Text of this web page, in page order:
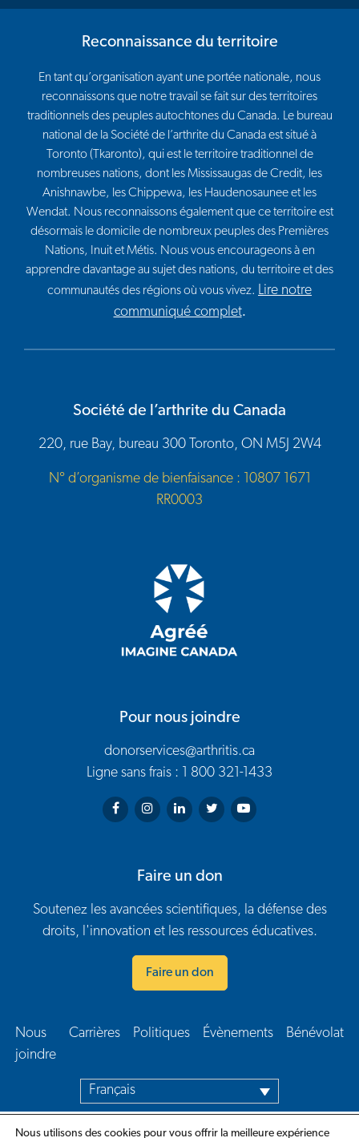
Reconnaissance du territoire
En tant qu’organisation ayant une portée nationale, nous
reconnaissons que notre travail se fait sur des territoires
traditionnels des peuples autochtones du Canada. Le bureau
national de la Société de l’arthrite du Canada est situé à
Toronto (Tkaronto), qui est le territoire traditionnel de
nombreuses nations, dont les Mississaugas de Credit, les
Anishnawbe, les Chippewa, les Haudenosaunee et les
Wendat. Nous reconnaissons également que ce territoire est
désormais le domicile de nombreux peuples des Premières
Nations, Inuit et Métis. Nous vous encourageons à en
apprendre davantage au sujet des nations, du territoire et des
communautés des régions où vous vivez. Lire notre
communiqué complet.
Société de l’arthrite du Canada
220, rue Bay, bureau 300 Toronto, ON M5J 2W4
N° d’organisme de bienfaisance : 10807 1671
RR0003
Pour nous joindre
donorservices@arthritis.ca
Ligne sans frais : 1 800 321-1433
Arthritis Society on Facebook
Arthritis Society on Instagram
Arthritis Society on LinkedIn
Arthritis Society on Twitter
Arthritis Society on
Faire un don
Soutenez les avancées scientifiques, la défense des
droits, l'innovation et les ressources éducatives.
Faire un don
Navigation en bas de page
Nous
joindre​
Carrières Politiques Évènements Bénévolat
Français
Nous utilisons des cookies pour vous offrir la meilleure expérience